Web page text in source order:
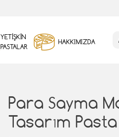
YETİŞKİN
PASTALAR
HAKKIMIZDA
Para Sayma
Tasarım Pasta